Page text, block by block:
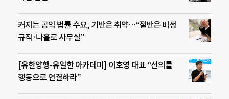
커지는 공익 법률 수요, 기반은 취약…“절반은 비정
규직·나홀로 사무실”
[유한양행-유일한 아카데미] 이호영 대표 “선의를
행동으로 연결하라”